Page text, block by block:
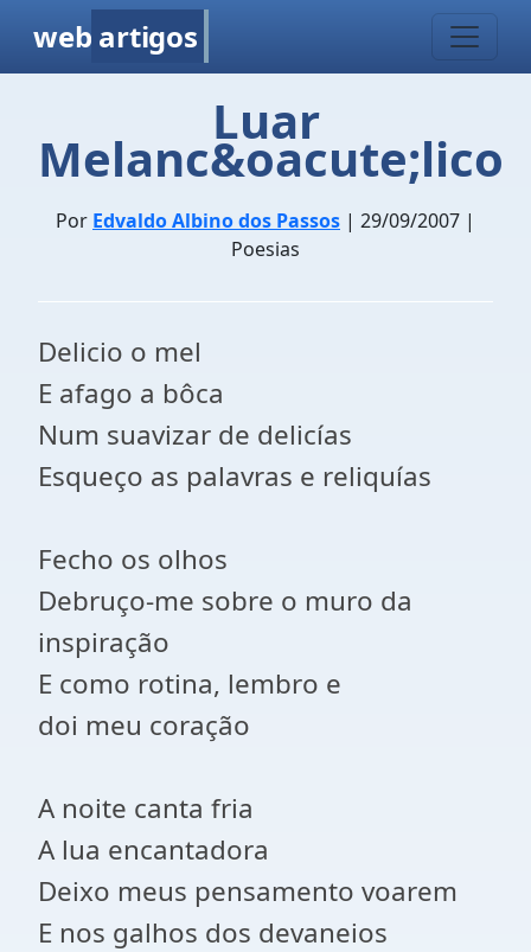
web artigos
Luar
Melanc&oacute;lico
Por Edvaldo Albino dos Passos | 29/09/2007 |
Poesias
Delicio o mel
E afago a bôca
Num suavizar de delicías
Esqueço as palavras e reliquías
Fecho os olhos
Debruço-me sobre o muro da
inspiração
E como rotina, lembro e
doi meu coração
A noite canta fria
A lua encantadora
Deixo meus pensamento voarem
E nos galhos dos devaneios